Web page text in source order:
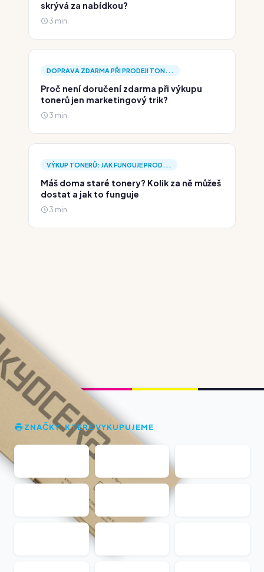
skrývá za nabídkou?
3 min.
DOPRAVA ZDARMA PŘI PRODEJI TON...
Proč není doručení zdarma při výkupu
tonerů jen marketingový trik?
3 min.
VÝKUP TONERŮ: JAK FUNGUJE PROD...
Máš doma staré tonery? Kolik za ně můžeš
dostat a jak to funguje
3 min.
ZNAČKY, KTERÉ VYKUPUJEME